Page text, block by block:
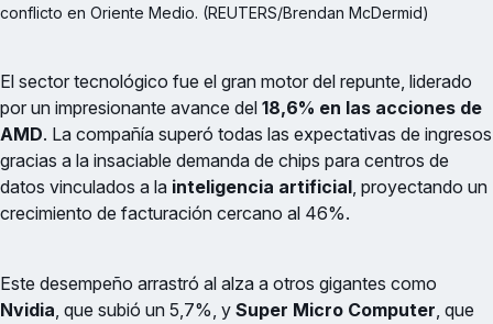
conflicto en Oriente Medio. (REUTERS/Brendan McDermid)
El sector tecnológico fue el gran motor del repunte, liderado
por un impresionante avance del 18,6% en las acciones de
AMD. La compañía superó todas las expectativas de ingresos
gracias a la insaciable demanda de chips para centros de
datos vinculados a la inteligencia artificial , proyectando un
crecimiento de facturación cercano al 46%.
Este desempeño arrastró al alza a otros gigantes como
Nvidia , que subió un 5,7%, y Super Micro Computer , que